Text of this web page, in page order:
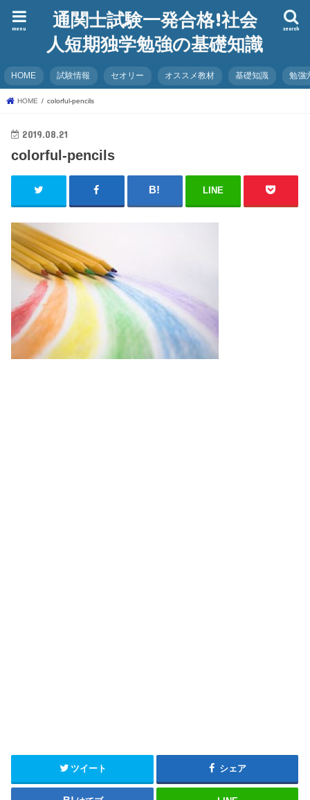
通関士試験一発合格!社会
人短期独学勉強の基礎知識
search
menu
HOME 試験情報 セオリー オススメ教材 基礎知識 勉強
HOME colorful-pencils
2019.08.21
colorful-pencils
LINE
ツイート シェア